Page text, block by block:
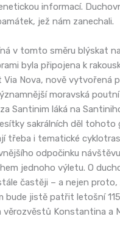
informací.
jež nám zanechali.
v tomto směru blýskat
byla připojena k
Nova, nově vytvořená
moravská
Santinim láká na
sakrálních děl tohoto
třeba i tematické
odpočinku
jednoho výletu. O
častěji – a nejen proto,
bude jistě patřit letošní
Konstantina a